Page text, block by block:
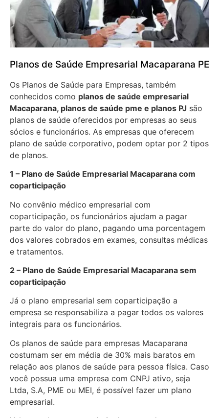
Planos de Saúde Empresarial Macaparana PE
Os Planos de Saúde para Empresas, também
conhecidos como planos de saúde empresarial
Macaparana, planos de saúde pme e planos PJ são
planos de saúde oferecidos por empresas ao seus
sócios e funcionários. As empresas que oferecem
plano de saúde corporativo, podem optar por 2 tipos
de planos.
1 – Plano de Saúde Empresarial Macaparana com
coparticipação
No convênio médico empresarial com
coparticipação, os funcionários ajudam a pagar
parte do valor do plano, pagando uma porcentagem
dos valores cobrados em exames, consultas médicas
e tratamentos.
2 – Plano de Saúde Empresarial Macaparana sem
coparticipação
Já o plano empresarial sem coparticipação a
empresa se responsabiliza a pagar todos os valores
integrais para os funcionários.
Os planos de saúde para empresas Macaparana
costumam ser em média de 30% mais baratos em
relação aos planos de saúde para pessoa física. Caso
você possua uma empresa com CNPJ ativo, seja
Ltda, S.A, PME ou MEI, é possível fazer um plano
empresarial.